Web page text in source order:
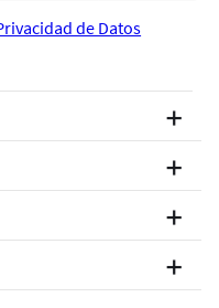
de Datos